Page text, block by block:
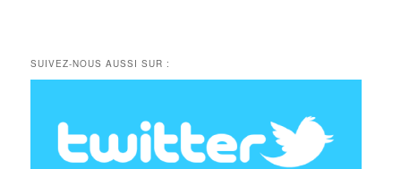
SUIVEZ-NOUS AUSSI SUR :